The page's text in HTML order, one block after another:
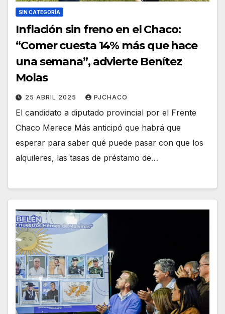
SIN CATEGORÍA
Inflación sin freno en el Chaco:
“Comer cuesta 14% más que hace
una semana”, advierte Benítez
Molas
25 ABRIL 2025 PJCHACO
El candidato a diputado provincial por el Frente
Chaco Merece Más anticipó que habrá que
esperar para saber qué puede pasar con que los
alquileres, las tasas de préstamo de…